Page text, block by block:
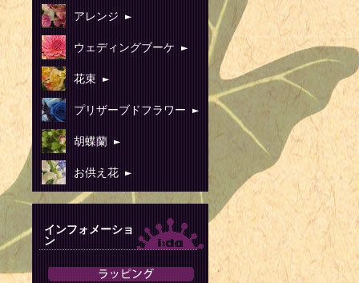
1945年 - 井
1946年 - 市
1946年 - 堺
1946年 - 三
1946年 - 五
1946年 - ア
1947年 - 高
1947年 - 山
1949年 - マ
手（+ 1988
1952年 - ヴ
アレンジ ►
ウェディングブーケ ►
花束 ►
プリザーブドフラワー ►
胡蝶蘭 ►
お供え花 ►
インフォメーショ
ン